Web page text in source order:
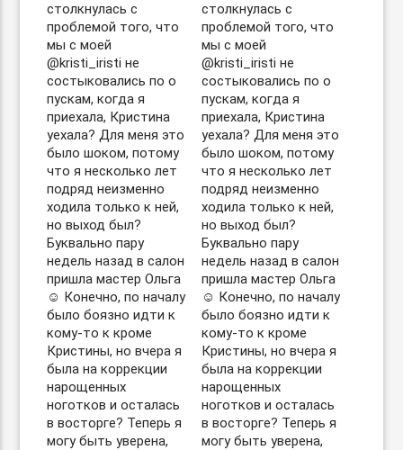
столкнулась с
проблемой того, что
мы с моей
@kristi_iristi не
состыковались по о
пускам, когда я
приехала, Кристина
уехала? Для меня это
было шоком, потому
что я несколько лет
подряд неизменно
ходила только к ней,
но выход был?
Буквально пару
недель назад в салон
пришла мастер Ольга
☺️ Конечно, по началу
было боязно идти к
кому-то к кроме
Кристины, но вчера я
была на коррекции
нарощенных
ноготков и осталась
в восторге? Теперь я
могу быть уверена,
столкнулась с
проблемой того, что
мы с моей
@kristi_iristi не
состыковались по о
пускам, когда я
приехала, Кристина
уехала? Для меня это
было шоком, потому
что я несколько лет
подряд неизменно
ходила только к ней,
но выход был?
Буквально пару
недель назад в салон
пришла мастер Ольга
☺️ Конечно, по началу
было боязно идти к
кому-то к кроме
Кристины, но вчера я
была на коррекции
нарощенных
ноготков и осталась
в восторге? Теперь я
могу быть уверена,